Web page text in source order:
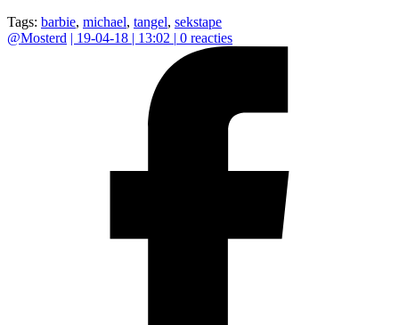
Tags: barbie, michael, tangel, sekstape
@Mosterd | 19-04-18 | 13:02 | 0 reacties